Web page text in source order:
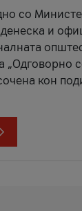
со
и
„Одговорно
кон